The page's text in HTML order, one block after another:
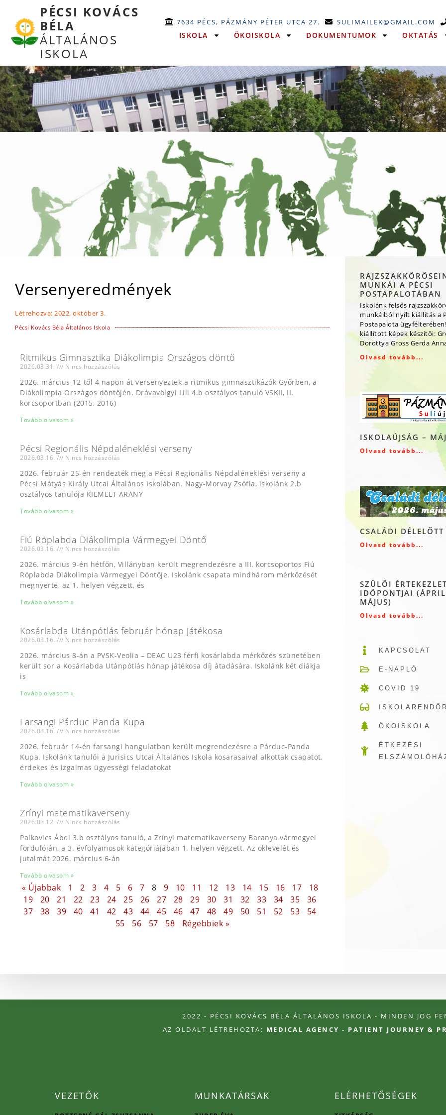
PÉCSI KOVÁCS
BÉLA
ÁLTALÁNOS
ISKOLA
7634 PÉCS, PÁZMÁNY PÉTER UTCA 27. SULIMAILEK@GMAIL.COM
ISKOLA ÖKOISKOLA DOKUMENTUMOK OKTATÁS
Versenyeredmények
Létrehozva: 2022. október 3.
Pécsi Kovács Béla Általános Iskola
Ritmikus Gimnasztika Diákolimpia Országos döntő
2026.03.31. Nincs hozzászólás
2026. március 12-től 4 napon át versenyeztek a ritmikus gimnasztikázók Győrben, a
Diákolimpia Országos döntőjén. Drávavölgyi Lili 4.b osztályos tanuló VSKII, II.
korcsoportban (2015, 2016)
Tovább olvasom »
Pécsi Regionális Népdaléneklési verseny
2026.03.16. Nincs hozzászólás
2026. február 25-én rendezték meg a Pécsi Regionális Népdaléneklési verseny a
Pécsi Mátyás Király Utcai Általános Iskolában. Nagy-Morvay Zsófia, iskolánk 2.b
osztályos tanulója KIEMELT ARANY
Tovább olvasom »
Fiú Röplabda Diákolimpia Vármegyei Döntő
2026.03.16. Nincs hozzászólás
2026. március 9-én hétfőn, Villányban került megrendezésre a III. korcsoportos Fiú
Röplabda Diákolimpia Vármegyei Döntője. Iskolánk csapata mindhárom mérkőzését
megnyerte, az 1. helyen végzett, és
Tovább olvasom »
Kosárlabda Utánpótlás február hónap játékosa
2026.03.16. Nincs hozzászólás
2026. március 8-án a PVSK-Veolia – DEAC U23 férfi kosárlabda mérkőzés szünetében
került sor a Kosárlabda Utánpótlás hónap játékosa díj átadására. Iskolánk két diákja
is
Tovább olvasom »
Farsangi Párduc-Panda Kupa
2026.03.16. Nincs hozzászólás
2026. február 14-én farsangi hangulatban került megrendezésre a Párduc-Panda
Kupa. Iskolánk tanulói a Jurisics Utcai Általános Iskola kosarasaival alkottak csapatot,
érdekes és izgalmas ügyességi feladatokat
Tovább olvasom »
Zrínyi matematikaverseny
2026.03.12. Nincs hozzászólás
Palkovics Ábel 3.b osztályos tanuló, a Zrínyi matematikaverseny Baranya vármegyei
fordulóján, a 3. évfolyamosok kategóriájában 1. helyen végzett. Az oklevelét és
jutalmát 2026. március 6-án
Tovább olvasom »
« Újabbak 1 2 3 4 5 6 7 8 9 10 11 12 13 14 15 16 17
18
19
20 21 22 23 24 25 26 27 28 29 30 31 32 33 34 35
36
37
38 39 40 41 42 43 44 45 46 47 48 49 50 51 52 53
54
55
56 57 58 Régebbiek »
MUNKÁI A PÉCSI
POSTAPALOTÁBAN
Iskolánk felsős
munkáiból nyílt kiállítás a
Postapalota
kiállított képek készítői:
Dorottya Gross Gerda
Olvasd tovább...
ISKOLAÚJSÁG –
Olvasd tovább...
CSALÁDI DÉLELŐTT
Olvasd tovább...
SZÜLŐI
IDŐPONTJAI
MÁJUS)
Olvasd tovább...
KAPCSOLAT
E-NAPLÓ
COVID 19
ÖKOISKOLA
ÉTKEZÉSI
2022 - PÉCSI KOVÁCS BÉLA ÁLTALÁNOS ISKOLA - MINDEN JOG
AZ OLDALT LÉTREHOZTA: MEDICAL AGENCY - PATIENT JOURNEY &
VEZETŐK MUNKATÁRSAK ELÉRHETŐSÉGEK